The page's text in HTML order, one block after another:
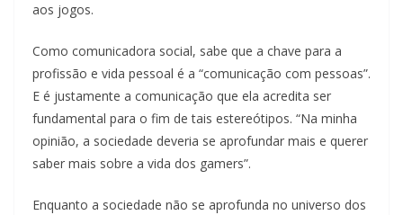
aos jogos.
Como comunicadora social, sabe que a chave para a
profissão e vida pessoal é a “comunicação com pessoas”.
E é justamente a comunicação que ela acredita ser
fundamental para o fim de tais estereótipos. “Na minha
opinião, a sociedade deveria se aprofundar mais e querer
saber mais sobre a vida dos gamers”.
Enquanto a sociedade não se aprofunda no universo dos